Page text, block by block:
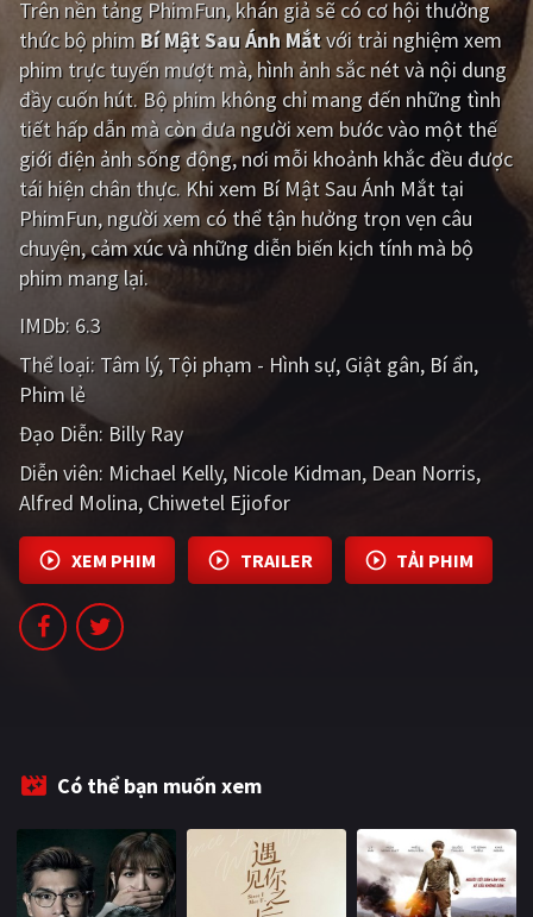
Giật gân Gia đình
Lịch sử
Viễn Tây Tiểu sử
GameShow DramaTV
QUỐC GIA
Ấn Độ
Tổng hợp
CẬP NHẬT
PHIM MỚI
PHIM BỘ
PHIM LẺ
BLOG
Trên nền tảngPhimFun, khán giả sẽ có cơ hội thưởng
thức bộ phim Bí Mật Sau Ánh Mắtvới trải nghiệm xem
phim trực tuyến mượt mà, hình ảnh sắc nét và nội dung
đầy cuốn hút. Bộ phim không chỉ mang đến những tình
tiết hấp dẫn mà còn đưa người xem bước vào một thế
giới điện ảnh sống động, nơi mỗi khoảnh khắc đều được
tái hiện chân thực. Khi xem Bí Mật Sau Ánh Mắt tại
PhimFun, người xem có thể tận hưởng trọn vẹn câu
chuyện, cảm xúc và những diễn biến kịch tính mà bộ
phim mang lại.
IMDb: 6.3
Thể loại: Tâm lý Tội phạm - Hình sự Giật gân Bí ẩn
Phim lẻ
Đạo Diễn: Billy Ray
Diễn viên: Michael Kelly Nicole Kidman Dean Norris
Alfred Molina Chiwetel Ejiofor
XEM PHIM TRAILER TẢI PHIM
Có thể bạn muốn xem